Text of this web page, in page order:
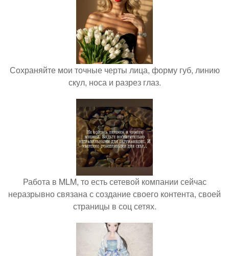
Сохраняйте мои точные черты лица, форму губ, линию
скул, носа и разрез глаз.
Работа в MLM, то есть сетевой компании сейчас
неразрывно связана с создание своего контента, своей
страницы в соц сетях.